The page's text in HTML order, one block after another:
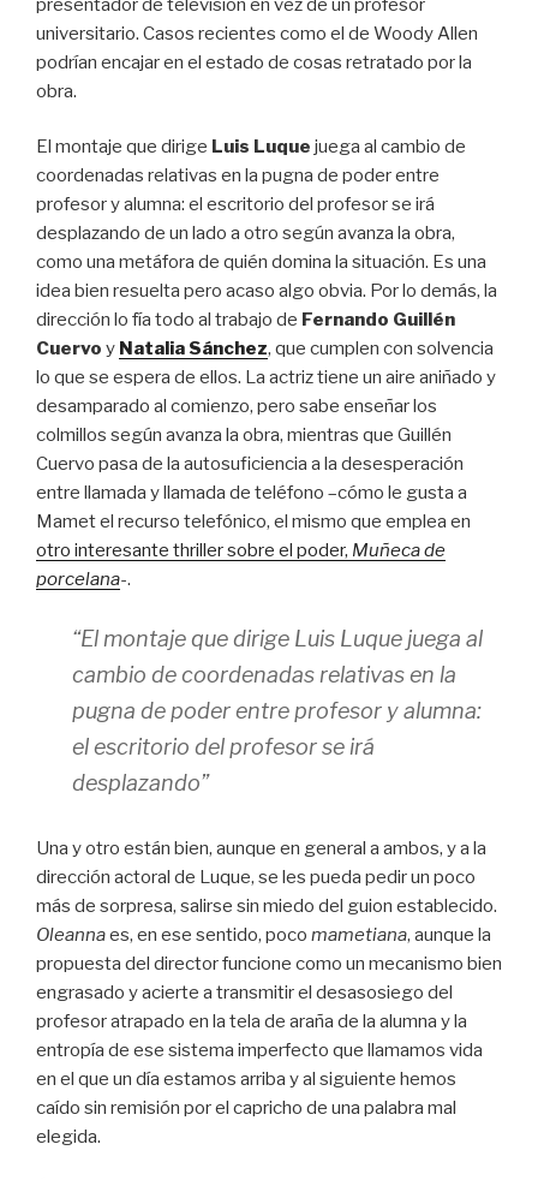
universitario. Casos recientes como el de Woody Allen
podrían encajar en el estado de cosas retratado por la
obra.
El montaje que dirige Luis Luque juega al cambio de
coordenadas relativas en la pugna de poder entre
profesor y alumna: el escritorio del profesor se irá
desplazando de un lado a otro según avanza la obra,
como una metáfora de quién domina la situación. Es una
idea bien resuelta pero acaso algo obvia. Por lo demás, la
dirección lo fía todo al trabajo de Fernando Guillén
Cuervo y Natalia Sánchez, que cumplen con solvencia
lo que se espera de ellos. La actriz tiene un aire aniñado y
desamparado al comienzo, pero sabe enseñar los
colmillos según avanza la obra, mientras que Guillén
Cuervo pasa de la autosuficiencia a la desesperación
entre llamada y llamada de teléfono –cómo le gusta a
Mamet el recurso telefónico, el mismo que emplea en
otro interesante thriller sobre el poder, Muñeca de
porcelana-.
“El montaje que dirige Luis Luque juega al
cambio de coordenadas relativas en la
pugna de poder entre profesor y alumna:
el escritorio del profesor se irá
desplazando”
Una y otro están bien, aunque en general a ambos, y a la
dirección actoral de Luque, se les pueda pedir un poco
más de sorpresa, salirse sin miedo del guion establecido.
Oleannaes, en ese sentido, poco mametiana, aunque la
propuesta del director funcione como un mecanismo bien
engrasado y acierte a transmitir el desasosiego del
profesor atrapado en la tela de araña de la alumna y la
entropía de ese sistema imperfecto que llamamos vida
en el que un día estamos arriba y al siguiente hemos
caído sin remisión por el capricho de una palabra mal
elegida.